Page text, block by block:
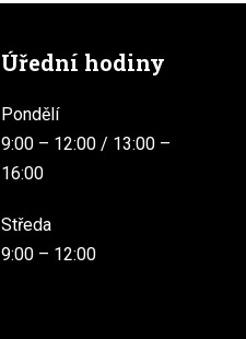
Úřední hodiny
Pondělí
9:00 – 12:00 / 13:00 –
16:00
Středa
9:00 – 12:00